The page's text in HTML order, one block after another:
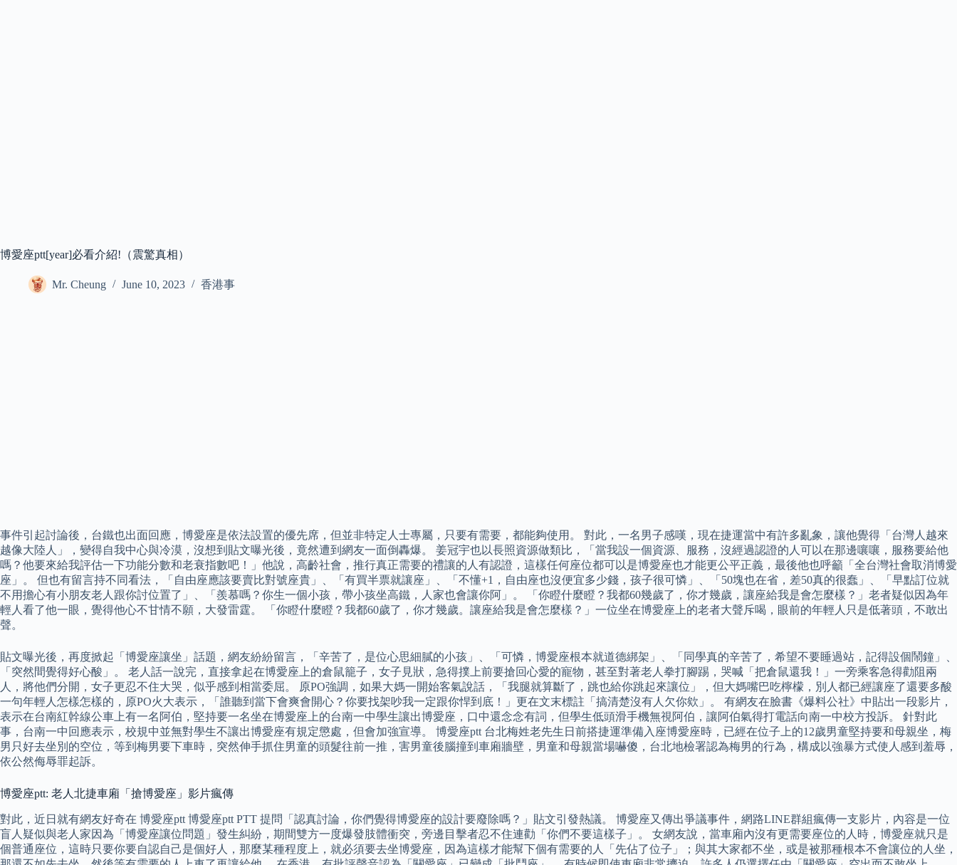
博愛座ptt[year]必看介紹!（震驚真相）
Mr. Cheung June 10, 2023 香港事
事件引起討論後，台鐵也出面回應，博愛座是依法設置的優先席，但並非特定人士專屬，只要有需要，都能夠使用。 對此，一名男子感嘆，現在捷運當中有許多亂象，讓他覺得「台灣人越來
越像大陸人」，變得自我中心與冷漠，沒想到貼文曝光後，竟然遭到網友一面倒轟爆。 姜冠宇也以長照資源做類比，「當我設一個資源、服務，沒經過認證的人可以在那邊嚷嚷，服務要給他
嗎？他要來給我評估一下功能分數和老衰指數吧！」他說，高齡社會，推行真正需要的禮讓的人有認證，這樣任何座位都可以是博愛座也才能更公平正義，最後他也呼籲「全台灣社會取消博愛
座」。 但也有留言持不同看法，「自由座應該要賣比對號座貴」、「有買半票就讓座」、「不懂+1，自由座也沒便宜多少錢，孩子很可憐」、「50塊也在省，差50真的很蠢」、「早點訂位就
不用擔心有小朋友老人跟你討位置了」、「羨慕嗎？你生一個小孩，帶小孩坐高鐵，人家也會讓你阿」。 「你瞪什麼瞪？我都60幾歲了，你才幾歲，讓座給我是會怎麼樣？」老者疑似因為年
輕人看了他一眼，覺得他心不甘情不願，大發雷霆。 「你瞪什麼瞪？我都60歲了，你才幾歲。讓座給我是會怎麼樣？」一位坐在博愛座上的老者大聲斥喝，眼前的年輕人只是低著頭，不敢出
聲。
貼文曝光後，再度掀起「博愛座讓坐」話題，網友紛紛留言，「辛苦了，是位心思細膩的小孩」、「可憐，博愛座根本就道德綁架」、「同學真的辛苦了，希望不要睡過站，記得設個鬧鐘」、
「突然間覺得好心酸」。 老人話一說完，直接拿起在博愛座上的倉鼠籠子，女子見狀，急得撲上前要搶回心愛的寵物，甚至對著老人拳打腳踢，哭喊「把倉鼠還我！」一旁乘客急得勸阻兩
人，將他們分開，女子更忍不住大哭，似乎感到相當委屈。 原PO強調，如果大媽一開始客氣說話，「我腿就算斷了，跳也給你跳起來讓位」，但大媽嘴巴吃檸檬，別人都已經讓座了還要多酸
一句年輕人怎樣怎樣的，原PO火大表示，「誰聽到當下會爽會開心？你要找架吵我一定跟你悍到底！」更在文末標註「搞清楚沒有人欠你欸」。 有網友在臉書《爆料公社》中貼出一段影片，
表示在台南紅幹線公車上有一名阿伯，堅持要一名坐在博愛座上的台南一中學生讓出博愛座，口中還念念有詞，但學生低頭滑手機無視阿伯，讓阿伯氣得打電話向南一中校方投訴。 針對此
事，台南一中回應表示，校規中並無對學生不讓出博愛座有規定懲處，但會加強宣導。 博愛座ptt 台北梅姓老先生日前搭捷運準備入座博愛座時，已經在位子上的12歲男童堅持要和母親坐，梅
男只好去坐別的空位，等到梅男要下車時，突然伸手抓住男童的頭髮往前一推，害男童後腦撞到車廂牆壁，男童和母親當場嚇傻，台北地檢署認為梅男的行為，構成以強暴方式使人感到羞辱，
依公然侮辱罪起訴。
博愛座ptt: 老人北捷車廂「搶博愛座」影片瘋傳
對此，近日就有網友好奇在 博愛座ptt 博愛座ptt PTT 提問「認真討論，你們覺得博愛座的設計要廢除嗎？」貼文引發熱議。 博愛座又傳出爭議事件，網路LINE群組瘋傳一支影片，內容是一位
盲人疑似與老人家因為「博愛座讓位問題」發生糾紛，期間雙方一度爆發肢體衝突，旁邊目擊者忍不住連勸「你們不要這樣子」。 女網友說，當車廂內沒有更需要座位的人時，博愛座就只是
個普通座位，這時只要你要自認自己是個好人，那麼某種程度上，就必須要去坐博愛座，因為這樣才能幫下個有需要的人「先佔了位子」；與其大家都不坐，或是被那種根本不會讓位的人坐，